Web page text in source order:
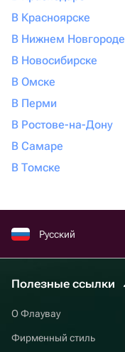
В Красноярске
В Нижнем Новгороде
В Новосибирске
В Омске
В Перми
В Ростове-на-Дону
В Самаре
В Томске
Русский
Полезные ссылки
О Флаувау
Фирменный стиль